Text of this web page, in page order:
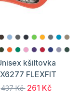
kšiltovka
FLEXFIT
437 Kč 261 Kč